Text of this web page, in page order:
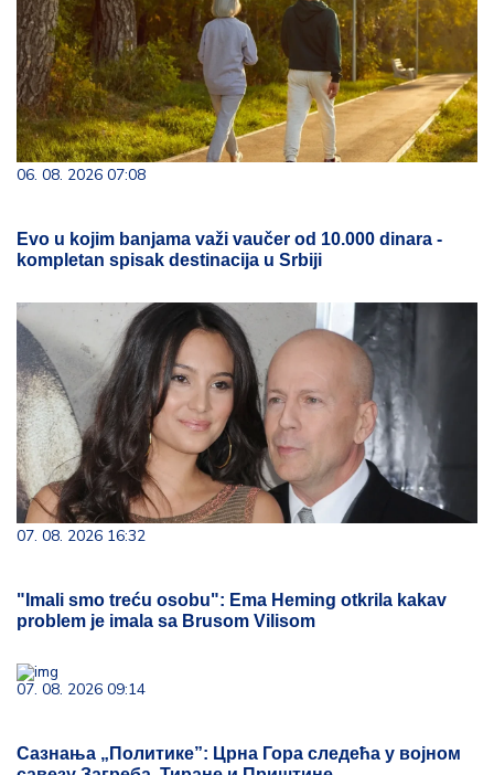
06. 08. 2026 07:08
Evo u kojim banjama važi vaučer od 10.000 dinara -
kompletan spisak destinacija u Srbiji
07. 08. 2026 16:32
"Imali smo treću osobu": Ema Heming otkrila kakav
problem je imala sa Brusom Vilisom
07. 08. 2026 09:14
Сазнања „Политике”: Црна Гора следећа у војном